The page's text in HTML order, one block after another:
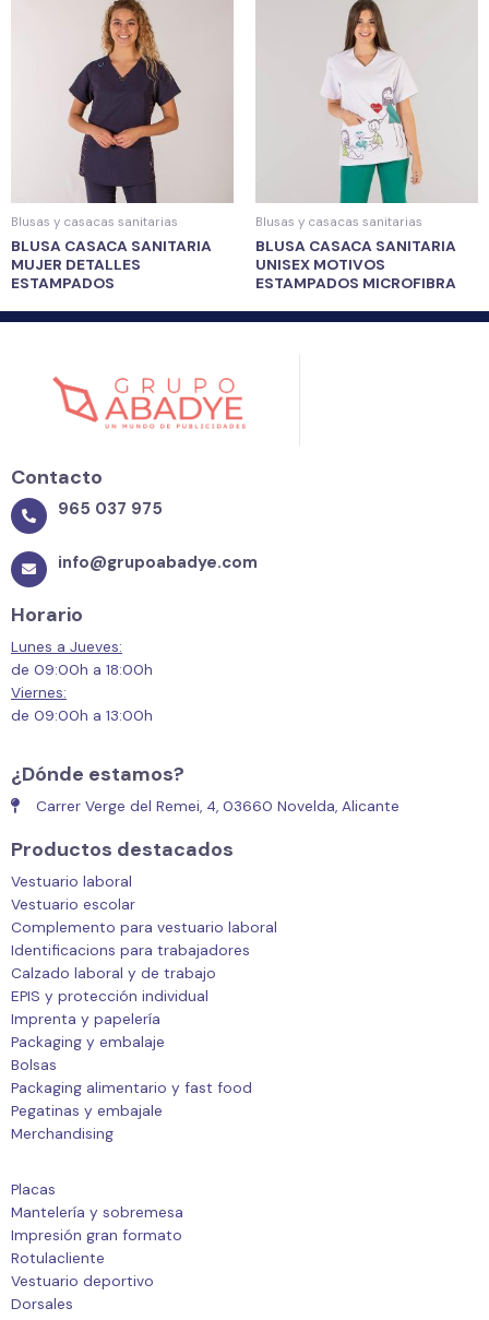
Blusas y casacas sanitarias
BLUSA CASACA SANITARIA
MUJER DETALLES
ESTAMPADOS
Blusas y casacas sanitarias
BLUSA CASACA SANITARIA
UNISEX MOTIVOS
ESTAMPADOS MICROFIBRA
Contacto
965 037 975
info@grupoabadye.com
Horario
Lunes a Jueves:
de 09:00h a 18:00h
Viernes:
de 09:00h a 13:00h
¿Dónde estamos?
Carrer Verge del Remei, 4, 03660 Novelda, Alicante
Productos destacados
Vestuario laboral
Vestuario escolar
Complemento para vestuario laboral
Identificacions para trabajadores
Calzado laboral y de trabajo
EPIS y protección individual
Imprenta y papelería
Packaging y embalaje
Bolsas
Packaging alimentario y fast food
Pegatinas y embajale
Merchandising
Placas
Mantelería y sobremesa
Impresión gran formato
Rotulacliente
Vestuario deportivo
Dorsales